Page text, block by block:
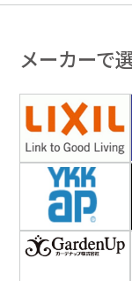
メーカーで